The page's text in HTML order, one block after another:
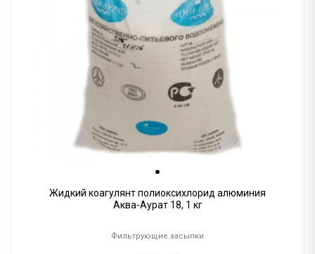
Жидкий коагулянт полиоксихлорид алюминия
Аква-Аурат 18, 1 кг
Фильтрующие засыпки